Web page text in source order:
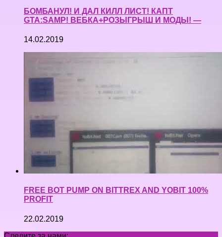
БОМБАНУЛ! И ДАЛ КИЛЛ ЛИСТ! КАПТ
GTA:SAMP! ВЕБКА+РОЗЫГРЫШ И МОДЫ! —
14.02.2019
FREE BOT PUMP ON BITTREX AND YOBIT 100%
PROFIT
22.02.2019